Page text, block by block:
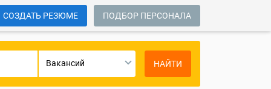
СОЗДАТЬ РЕЗЮМЕ ПОДБОР ПЕРСОНАЛА
Вакансий НАЙТИ